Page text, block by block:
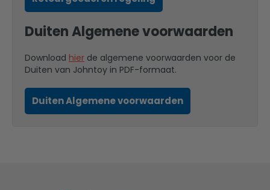
Duiten Algemene voorwaarden
Download hier de algemene voorwaarden voor de
Duiten van Johntoy in PDF-formaat.
Duiten Algemene voorwaarden